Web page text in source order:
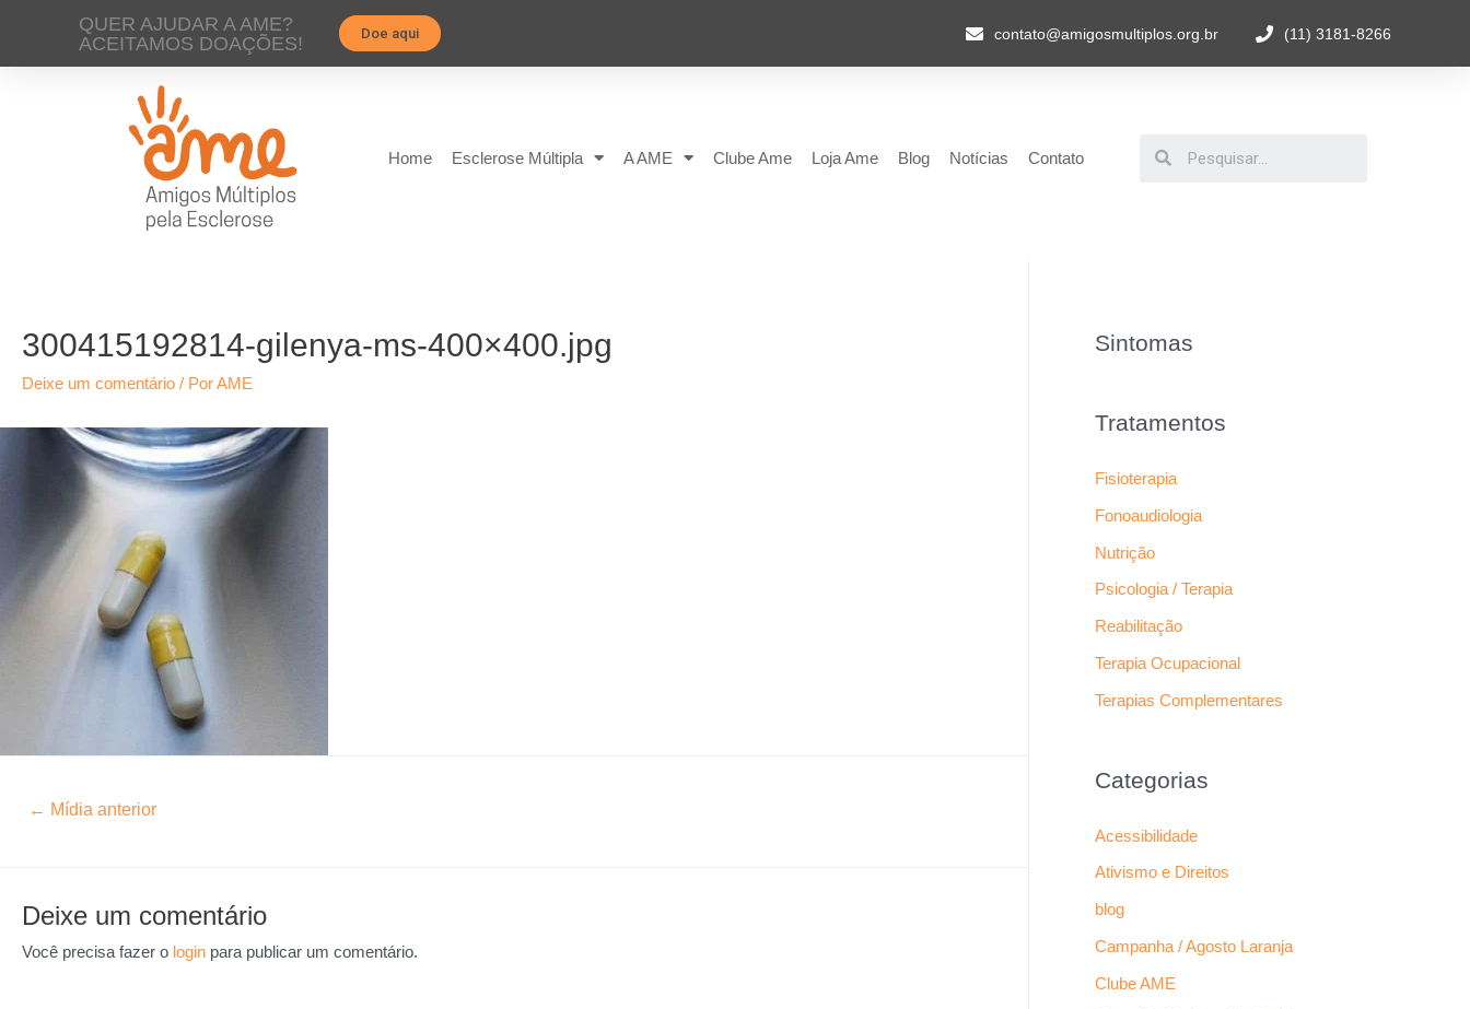
QUER AJUDAR A AME?
ACEITAMOS DOAÇÕES!
Doe aqui contato@amigosmultiplos.org.br (11) 3181-8266
Home Esclerose Múltipla A AME Clube Ame Loja Ame Blog Notícias Contato
300415192814-gilenya-ms-400×400.jpg
Deixe um comentário / PorAME
← Mídia anterior
Deixe um comentário
Você precisa fazer o login para publicar um comentário.
Sintomas
Tratamentos
Fisioterapia
Fonoaudiologia
Nutrição
Psicologia / Terapia
Reabilitação
Terapia Ocupacional
Terapias Complementares
Categorias
Acessibilidade
Ativismo e Direitos
blog
Campanha / Agosto Laranja
Clube AME